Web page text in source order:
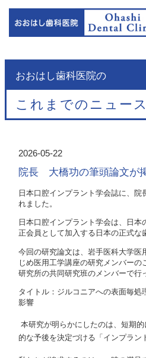
おおはし歯科医院の
これまでのニュース
2026-05-22
院長 大橋功の筆頭論文が
日本口腔インプラント学会誌に、院
れました。
日本口腔インプラント学会は、日本
正会員として加入する日本の正式な
今回の研究論文は、岩手医科大学医
じめ医用工学講座の研究メンバー
研究所の共同研究班のメンバーで行
タイトル：ジルコニアへの表面毎処
影響
本研究が明らかにしたのは、短期
的な予後を決定づける「インプラン